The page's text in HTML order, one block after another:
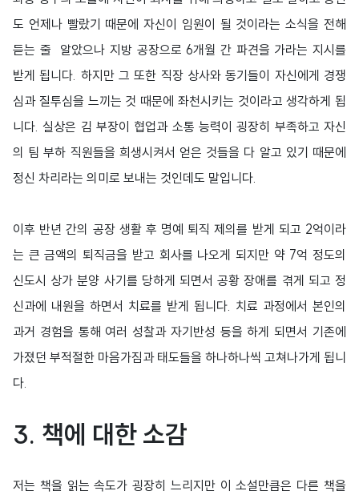
도 언제나 빨랐기 때문에 자신이 임원이 될 것이라는 소식을 전해
듣는 줄 알았으나 지방 공장으로 6개월 간 파견을 가라는 지시를
받게 됩니다. 하지만 그 또한 직장 상사와 동기들이 자신에게 경쟁
심과 질투심을 느끼는 것 때문에 좌천시키는 것이라고 생각하게 됩
니다. 실상은 김 부장이 협업과 소통 능력이 굉장히 부족하고 자신
의 팀 부하 직원들을 희생시켜서 얻은 것들을 다 알고 있기 때문에
정신 차리라는 의미로 보내는 것인데도 말입니다.
이후 반년 간의 공장 생활 후 명예 퇴직 제의를 받게 되고 2억이라
는 큰 금액의 퇴직금을 받고 회사를 나오게 되지만 약 7억 정도의
신도시 상가 분양 사기를 당하게 되면서 공황 장애를 겪게 되고 정
신과에 내원을 하면서 치료를 받게 됩니다. 치료 과정에서 본인의
과거 경험을 통해 여러 성찰과 자기반성 등을 하게 되면서 기존에
가졌던 부적절한 마음가짐과 태도들을 하나하나씩 고쳐나가게 됩니
다.
3. 책에 대한 소감
저는 책을 읽는 속도가 굉장히 느리지만 이 소설만큼은 다른 책을